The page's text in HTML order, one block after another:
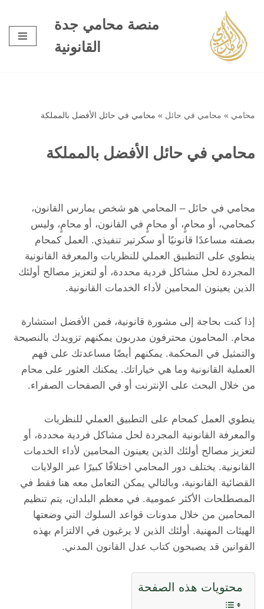
تخطى
إلى
المحتوى
منصة محامي جدة
القانونية
محامي » محامي في حائل » محامي في حائل الأفضل بالمملكة
محامي في حائل الأفضل بالمملكة
محامي في حائل – المحامي هو شخص يمارس القانون،
كمحامي، أو محامٍ، أو محامٍ في القانون، أو محامٍ، وليس
بصفته مساعدًا قانونيًا أو سكرتير تنفيذي. العمل كمحام
ينطوي على التطبيق العملي للنظريات والمعرفة القانونية
المجردة لحل مشاكل فردية محددة، أو لتعزيز مصالح أولئك
الذين يعينون المحامين لأداء الخدمات القانونية.
إذا كنت بحاجة إلى مشورة قانونية، فمن الأفضل استشارة
محام. المحامون محترفون مدربون يمكنهم تزويدك بالنصيحة
والتمثيل في المحكمة. يمكنهم أيضًا مساعدتك على فهم
العملية القانونية وما هي خياراتك. يمكنك العثور على محام
من خلال البحث على الإنترنت أو في الصفحات الصفراء.
ينطوي العمل كمحام على التطبيق العملي للنظريات
والمعرفة القانونية المجردة لحل مشاكل فردية محددة، أو
لتعزيز مصالح أولئك الذين يعينون المحامين لأداء الخدمات
القانونية. يختلف دور المحامي اختلافًا كبيرًا عبر الولايات
القضائية القانونية، وبالتالي يمكن التعامل معه هنا فقط في
المصطلحات الأكثر عمومية. في معظم البلدان، يتم تنظيم
المحامين من خلال مدونات قواعد السلوك التي وضعتها
الهيئات المهنية. أولئك الذين لا يرغبون في الالتزام بهذه
القوانين قد يصبحون كتاب عدل القانون المدني.
محتويات هذه الصفحة